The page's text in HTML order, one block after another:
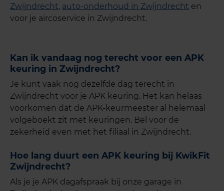
Zwijndrecht, auto-onderhoud in Zwijndrecht en
voor je aircoservice in Zwijndrecht.
Kan ik vandaag nog terecht voor een APK
keuring in Zwijndrecht?
Je kunt vaak nog dezelfde dag terecht in
Zwijndrecht voor je APK keuring. Het kan helaas
voorkomen dat de APK-keurmeester al helemaal
volgeboekt zit met keuringen. Bel voor de
zekerheid even met het filiaal in Zwijndrecht.
Hoe lang duurt een APK keuring bij KwikFit
Zwijndrecht?
Als je je APK dagafspraak bij onze garage in